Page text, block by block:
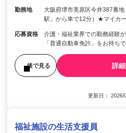
勤務地
大阪府堺市美原区今井387番
駅」から車で12分）★マイカ
応募資格
介護・福祉業界での勤務経
「普通自動車免許」をお持ち
後で見る 詳
更新日：
福祉施設の生活支援員